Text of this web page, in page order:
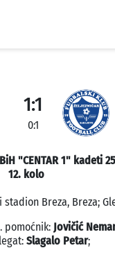
1:1
0:1
"CENTAR 1" kadeti
12. kolo
stadion Breza, Breza;
pomoćnik: Jovičić
Slagalo Petar;